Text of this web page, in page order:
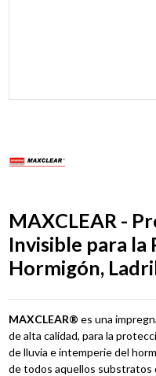
MAXCLEAR -
Invisible para la
Hormigón,
MAXCLEAR® es una
de alta calidad, para la
de lluvia e intemperie del
de todos aquellos substratos